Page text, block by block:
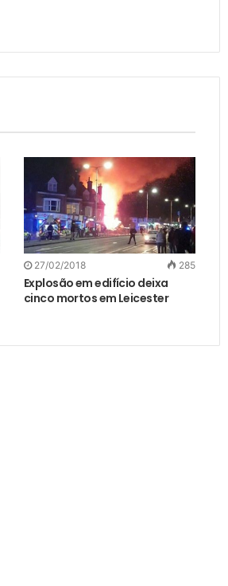
27/02/2018 285
Explosão em edifício deixa
cinco mortos em Leicester